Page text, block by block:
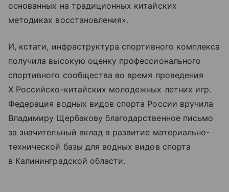
основанных на традиционных китайских
методиках восстановления».
И, кстати, инфраструктура спортивного комплекса
получила высокую оценку профессионального
спортивного сообщества во время проведения
X Российско-китайских молодежных летних игр.
Федерация водных видов спорта России вручила
Владимиру Щербакову благодарственное письмо
за значительный вклад в развитие материально-
технической базы для водных видов спорта
в Калининградской области.